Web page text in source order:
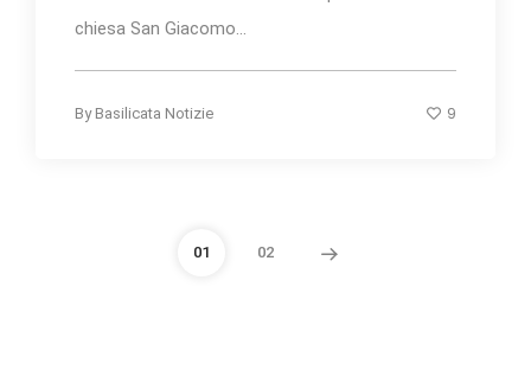
chiesa San Giacomo...
By Basilicata Notizie 9
01 02